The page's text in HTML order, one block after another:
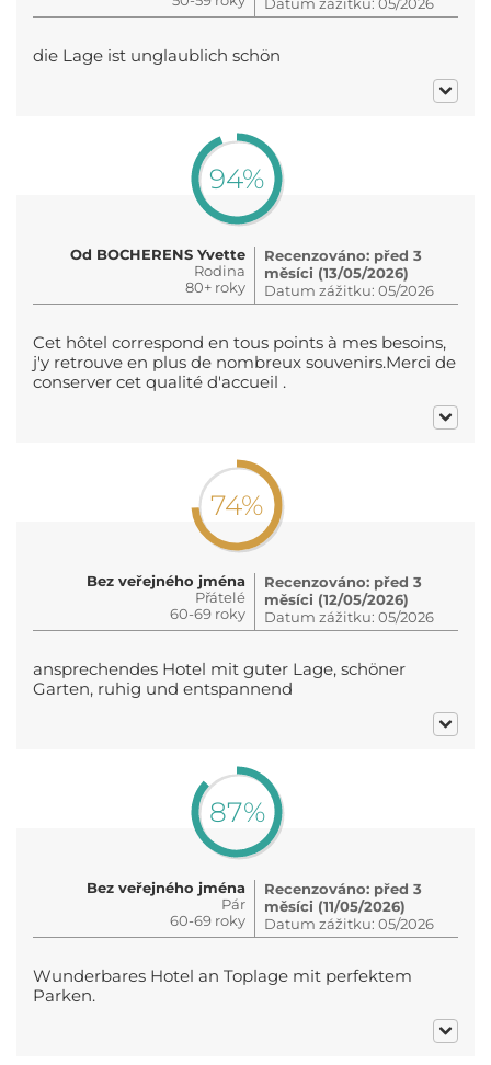
die Lage ist unglaublich schön
94%
Od BOCHERENS Yvette
Rodina
80+ roky
Recenzováno: před 3
měsíci (13/05/2026)
Datum zážitku: 05/2026
Cet hôtel correspond en tous points à mes besoins,
j'y retrouve en plus de nombreux souvenirs.Merci de
conserver cet qualité d'accueil .
74%
Bez veřejného jména
Přátelé
60-69 roky
Recenzováno: před 3
měsíci (12/05/2026)
Datum zážitku: 05/2026
ansprechendes Hotel mit guter Lage, schöner
Garten, ruhig und entspannend
87%
Bez veřejného jména
Pár
60-69 roky
Recenzováno: před 3
měsíci (11/05/2026)
Datum zážitku: 05/2026
Wunderbares Hotel an Toplage mit perfektem
Parken.